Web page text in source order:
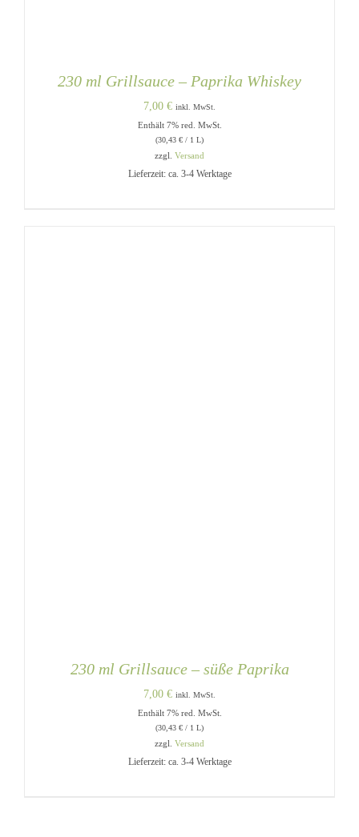
230 ml Grillsauce – Paprika Whiskey
7,00 € inkl. MwSt.
Enthält 7% red. MwSt.
(30,43 € / 1 L)
zzgl. Versand
Lieferzeit: ca. 3-4 Werktage
230 ml Grillsauce – süße Paprika
7,00 € inkl. MwSt.
Enthält 7% red. MwSt.
(30,43 € / 1 L)
zzgl. Versand
Lieferzeit: ca. 3-4 Werktage